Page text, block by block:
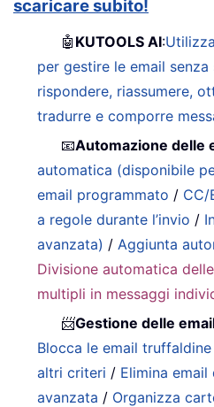
scaricare subito!
🤖 KUTOOLS AI:
per gestire le email
rispondere, riassumere,
tradurre e comporre
📧Automazione delle
automatica (disponibile
email programmato / CC/
a regole durante l’invio /
avanzata) / Aggiunta
Divisione automatica
multipli in messaggi
📨Gestione delle
Blocca le email
altri criteri / Elimina
avanzata / Organizza